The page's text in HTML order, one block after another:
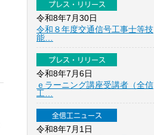
プレス・リリース
令和8年7月30日
令和８年度交通信号工事士等技
能…
プレス・リリース
令和8年7月6日
ｅラーニング講座受講者（全信
工…
全信工ニュース
令和8年7月1日